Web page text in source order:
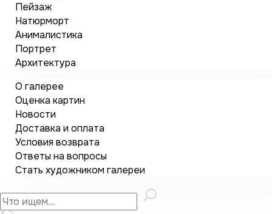
Пейзаж
Натюрморт
Анималистика
Портрет
Архитектура
О галерее
Оценка картин
Новости
Доставка и оплата
Условия возврата
Ответы на вопросы
Стать художником галереи